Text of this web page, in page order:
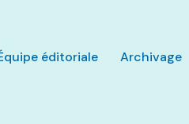
éditoriale Archivage